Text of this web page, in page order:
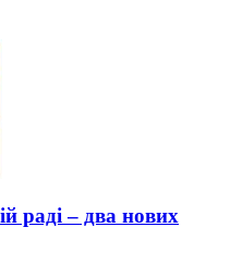
раді – два нових